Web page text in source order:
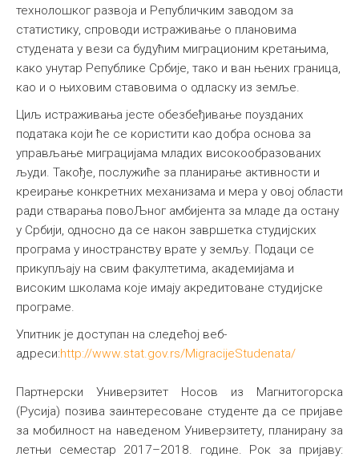
технолошког развоја и Републичким заводом за
статистику, спроводи истраживање о плановима
студената у вези са будућим миграционим кретањима,
како унутар Републике Србије, тако и ван њених граница,
као и о њиховим ставовима о одласку из земље.
Циљ истраживања јесте обезбеђивање поузданих
података који ће се користити као добра основа за
управљање миграцијама младих високообразованих
људи. Такође, послужиће за планирање активности и
креирање конкретних механизама и мера у овој области
ради стварања повоЉног амбијента за младе да остану
у Србији, односно да се након завршетка студијских
програма у иностранству врате у земљу. Подаци се
прикупљају на свим факултетима, академијама и
високим школама које имају акредитоване студијске
програме.
Упитник је доступан на следећој веб-
адреси:http://www.stat.gov.rs/MigracijeStudenata/
Партнерски Универзитет Носов из Магнитогорска
(Русија) позива заинтересоване студенте да се пријаве
за мобилност на наведеном Универзитету, планирану за
летњи семестар 2017–2018. године. Рок за пријаву: